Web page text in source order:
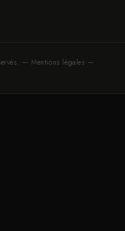
—Mentions légales —